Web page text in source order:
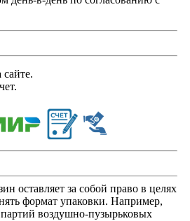
оставляет за собой право в целях
формат упаковки. Например,
воздушно-пузырьковых